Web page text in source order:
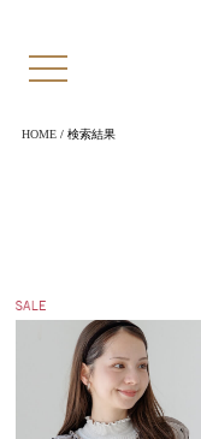
HOME/ 検索結果